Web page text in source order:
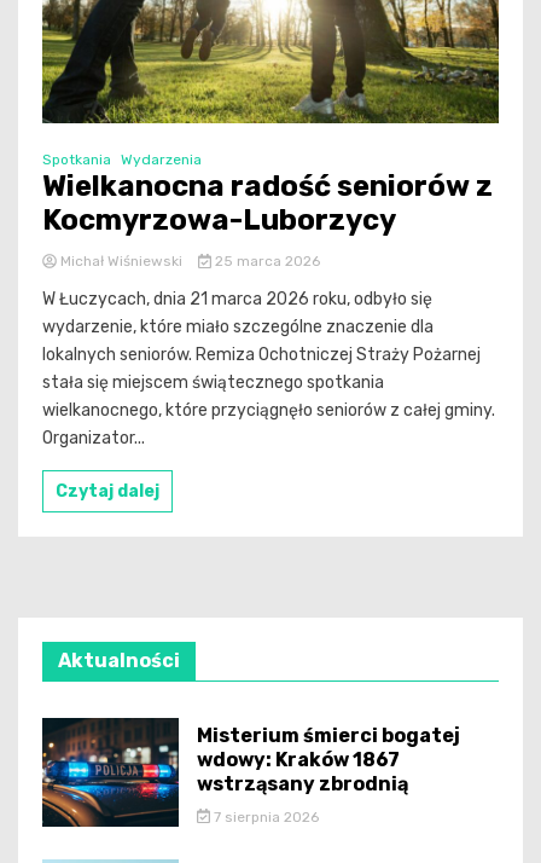
Spotkania Wydarzenia
Wielkanocna radość seniorów z
Kocmyrzowa-Luborzycy
Michał Wiśniewski 25 marca 2026
W Łuczycach, dnia 21 marca 2026 roku, odbyło się
wydarzenie, które miało szczególne znaczenie dla
lokalnych seniorów. Remiza Ochotniczej Straży Pożarnej
stała się miejscem świątecznego spotkania
wielkanocnego, które przyciągnęło seniorów z całej gminy.
Organizator...
Czytaj dalej
Aktualności
Misterium śmierci bogatej
wdowy: Kraków 1867
wstrząsany zbrodnią
7 sierpnia 2026